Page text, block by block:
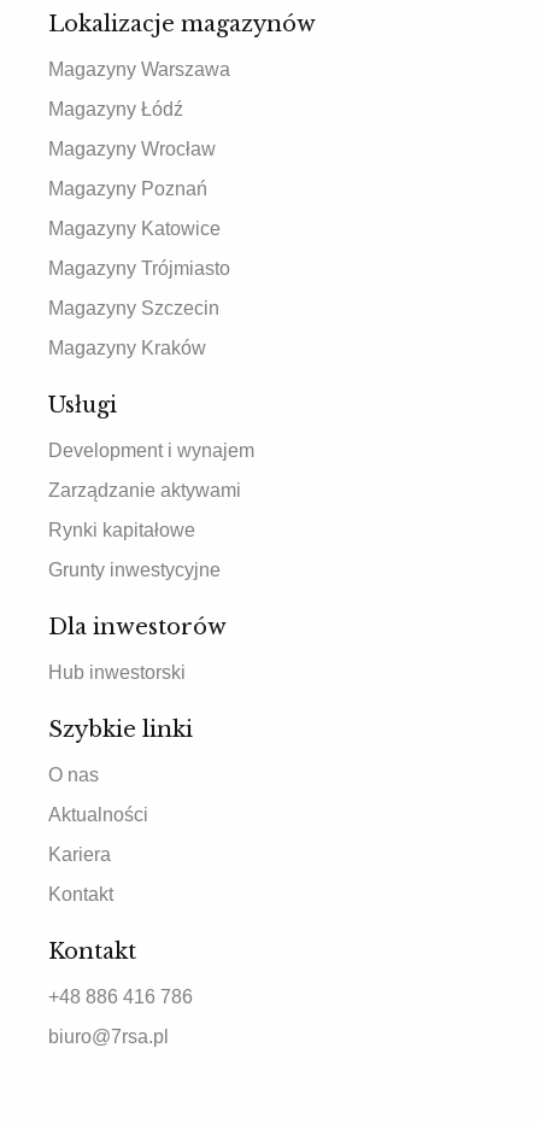
Lokalizacje magazynów
Magazyny Warszawa
Magazyny Łódź
Magazyny Wrocław
Magazyny Poznań
Magazyny Katowice
Magazyny Trójmiasto
Magazyny Szczecin
Magazyny Kraków
Usługi
Development i wynajem
Zarządzanie aktywami
Rynki kapitałowe
Grunty inwestycyjne
Dla inwestorów
Hub inwestorski
Szybkie linki
O nas
Aktualności
Kariera
Kontakt
Kontakt
+48 886 416 786
biuro@7rsa.pl